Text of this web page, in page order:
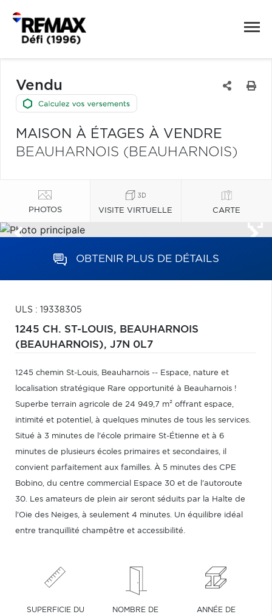
Vendu
MAISON À ÉTAGES À VENDRE
BEAUHARNOIS (BEAUHARNOIS)
PHOTOS VISITE VIRTUELLE CARTE
OBTENIR PLUS DE DÉTAILS
ULS : 19338305
1245 CH. ST-LOUIS, BEAUHARNOIS
(BEAUHARNOIS), J7N 0L7
1245 chemin St-Louis, Beauharnois -- Espace, nature et
localisation stratégique Rare opportunité à Beauharnois !
Superbe terrain agricole de 24 949,7 m² offrant espace,
intimité et potentiel, à quelques minutes de tous les services.
Situé à 3 minutes de l'école primaire St-Étienne et à 6
minutes de plusieurs écoles primaires et secondaires, il
convient parfaitement aux familles. À 5 minutes des CPE
Bobino, du centre commercial Espace 30 et de l'autoroute
30. Les amateurs de plein air seront séduits par la Halte de
l'Oie des Neiges, à seulement 4 minutes. Un équilibre idéal
entre tranquillité champêtre et accessibilité.
SUPERFICIE DU
NOMBRE DE
ANNÉE DE